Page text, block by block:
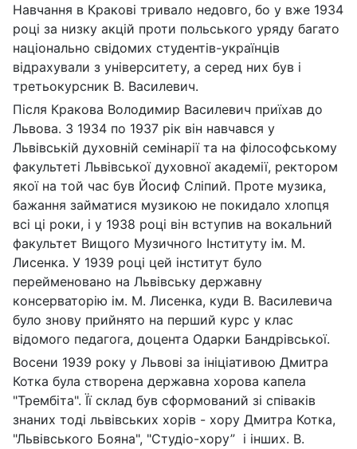
Навчання в Кракові тривало недовго, бо у вже 1934
році за низку акцій проти польського уряду багато
національно свідомих студентів-українців
відрахували з університету, а серед них був і
третьокурсник В. Василевич.
Після Кракова Володимир Василевич приїхав до
Львова. З 1934 по 1937 рік він навчався у
Львівській духовній семінарії та на філософському
факультеті Львівської духовної академії, ректором
якої на той час був Йосиф Сліпий. Проте музика,
бажання займатися музикою не покидало хлопця
всі ці роки, і у 1938 році він вступив на вокальний
факультет Вищого Музичного Інституту ім. М.
Лисенка. У 1939 році цей інститут було
перейменовано на Львівську державну
консерваторію ім. М. Лисенка, куди В. Василевича
було знову прийнято на перший курс у клас
відомого педагога, доцента Одарки Бандрівської.
Восени 1939 року у Львові за ініціативою Дмитра
Котка була створена державна хорова капела
"Трембіта". Її склад був сформований зі співаків
знаних тоді львівських хорів - хору Дмитра Котка,
"Львівського Бояна", "Студіо-хору” і інших. В.